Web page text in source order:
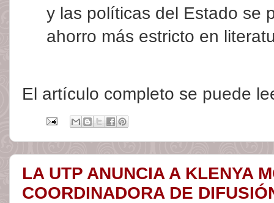
y las políticas del Estado se
ahorro más estricto en
El artículo completo se puede
LA UTP ANUNCIA A KLENYA
COORDINADORA DE